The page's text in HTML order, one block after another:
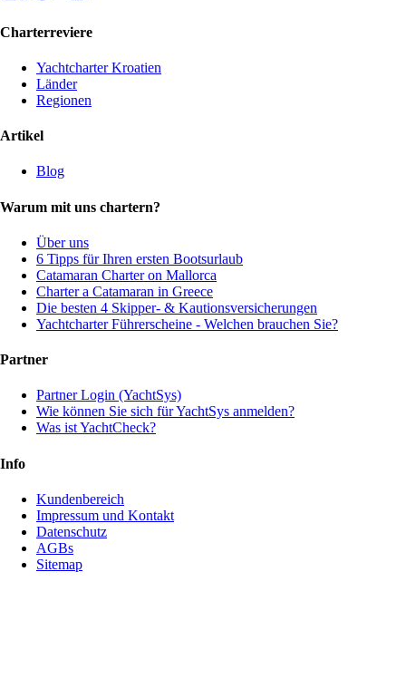
Charterreviere
Yachtcharter Kroatien
Länder
Regionen
Artikel
Blog
Warum mit uns chartern?
Über uns
6 Tipps für Ihren ersten Bootsurlaub
Catamaran Charter on Mallorca
Charter a Catamaran in Greece
Die besten 4 Skipper- & Kautionsversicherungen
Yachtcharter Führerscheine - Welchen brauchen Sie?
Partner
Partner Login (YachtSys)
Wie können Sie sich für YachtSys anmelden?
Was ist YachtCheck?
Info
Kundenbereich
Impressum und Kontakt
Datenschutz
AGBs
Sitemap